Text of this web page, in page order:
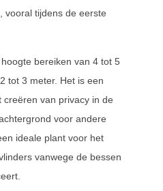
vooral tijdens de eerste
bereiken van 4 tot 5
tot 3 meter. Het is een
van privacy in de
voor andere
ideale plant voor het
vanwege de bessen